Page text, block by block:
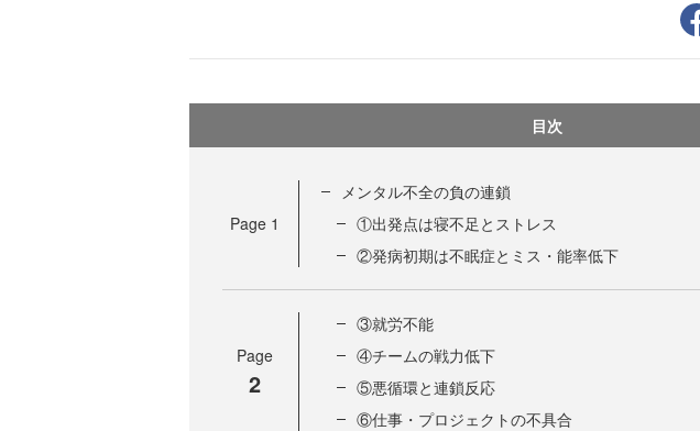
目次
Page 1
メンタル不全の負の連鎖
①出発点は寝不足とストレス
②発病初期は不眠症とミス・能率低下
Page
2
③就労不能
④チームの戦力低下
⑤悪循環と連鎖反応
⑥仕事・プロジェクトの不具合